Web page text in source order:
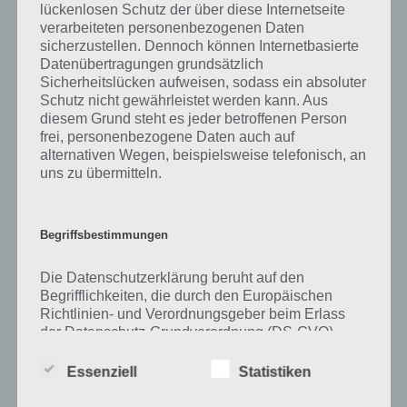
Zu Schrank haben wir zunächst keine weiteren Informationen parat!
Auf WhatsApp teilen Teilen auf Facebook
Tweet auf Twitter
Mehr Artikel hier auf Touchportal
lückenlosen Schutz der über diese Internetseite
verarbeiteten personenbezogenen Daten
sicherzustellen. Dennoch können Internetbasierte
Datenübertragungen grundsätzlich
Sicherheitslücken aufweisen, sodass ein absoluter
Schutz nicht gewährleistet werden kann. Aus
diesem Grund steht es jeder betroffenen Person
frei, personenbezogene Daten auch auf
alternativen Wegen, beispielsweise telefonisch, an
uns zu übermitteln.
Begriffsbestimmungen
Die Datenschutzerklärung beruht auf den
Begrifflichkeiten, die durch den Europäischen
Richtlinien- und Verordnungsgeber beim Erlass
der Datenschutz-Grundverordnung (DS-GVO)
soll sowohl für die Öffentlichkeit als auch für
Essenziell Statistiken